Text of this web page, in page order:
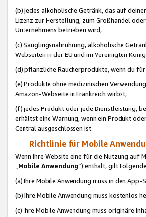
(b) jedes alkoholische Getränk, das auf
Lizenz zur Herstellung, zum Großhandel
Unternehmens betrieben wird,
(c) Säuglingsnahruhrung, alkoholische
Webseiten in der EU und im Vereinigten
(d) pflanzliche Raucherprodukte, wenn du
(e) Produkte ohne medizinischen
Amazon-Webseite in Frankreich wirbst,
(f) jedes Produkt oder jede Dienstleistung,
erhältst eine Warnung, wenn ein Produkt
Central ausgeschlossen ist.
Richtlinie für Mobile
Wenn Ihre Website eine für die Nutzung auf
„Mobile Anwendung“) enthält, gilt
(a) Ihre Mobile Anwendung muss in den
(b) Ihre Mobile Anwendung muss kostenlos
(c) Ihre Mobile Anwendung muss originäre